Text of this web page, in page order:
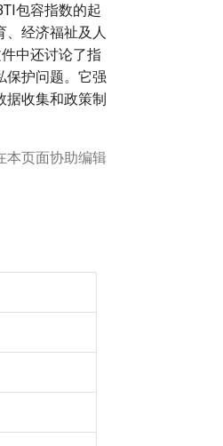
包容指数的起
、经济福祉及人
中还讨论了指
保护问题。它强
据收集和政策制
本页面协助编辑